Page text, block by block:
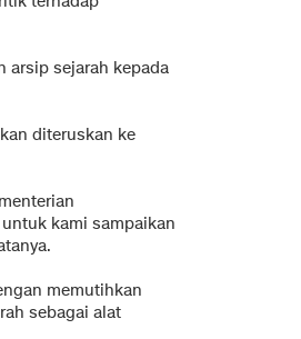
arsip sejarah kepada
diteruskan ke
kami sampaikan
memutihkan
sebagai alat